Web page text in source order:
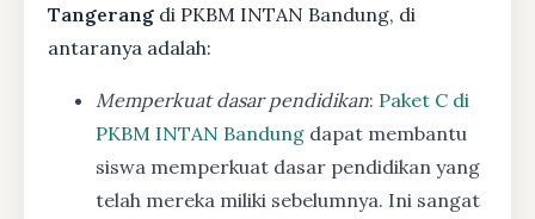
Tangerang di PKBM INTAN Bandung, di
antaranya adalah:
Memperkuat dasar pendidikan: Paket C di
PKBM INTAN Bandung dapat membantu
siswa memperkuat dasar pendidikan yang
telah mereka miliki sebelumnya. Ini sangat